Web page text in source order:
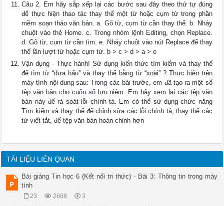
Câu 2. Em hãy sắp xếp lại các bước sau đây theo thứ tự đúng
để thực hiện thao tác thay thế một từ hoặc cụm từ trong phần
mềm soạn thảo văn bản. a. Gõ từ, cụm từ cần thay thế. b. Nháy
chuột vào thẻ Home. c. Trong nhóm lệnh Editing, chọn Replace.
d. Gõ từ, cụm từ cần tìm. e. Nháy chuột vào nút Replace để thay
thế lần lượt từ hoặc cụm từ. b > c > d > a > e
Vận dụng - Thực hành! Sử dụng kiến thức tìm kiếm và thay thế
để tìm từ “dưa hấu” và thay thế bằng từ “xoài” ? Thực hiện trên
máy tính nội dung sau: Trong các bài trước, em đã tạo ra một số
tệp văn bản cho cuốn sổ lưu niệm. Em hãy xem lại các tệp văn
bản này để rà soát lỗi chính tả. Em có thể sử dụng chức năng
Tìm kiếm và thay thế để chỉnh sửa các lỗi chính tả, thay thế các
từ viết tắt, để tệp văn bản hoàn chỉnh hơn
TÀI LIỆU LIÊN QUAN
Bài giảng Tin học 6 (Kết nối tri thức) - Bài 3: Thông tin trong máy
tính
23 2608 3